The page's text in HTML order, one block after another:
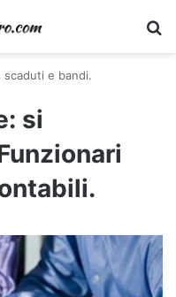
e bandi.
si